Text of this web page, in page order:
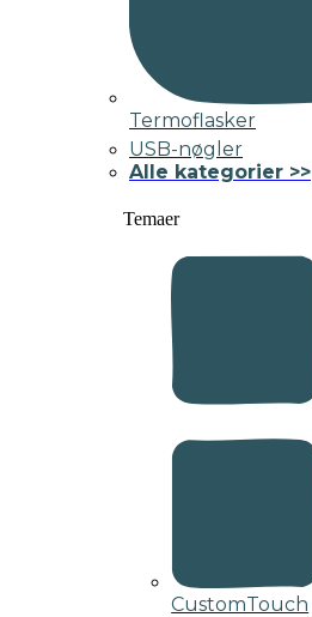
Termoflasker
USB-nøgler
Alle kategorier >>
Temaer
CustomTouch